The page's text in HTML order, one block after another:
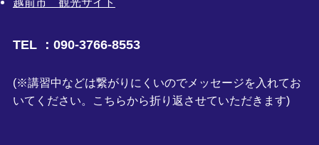
TEL ：090-3766-8553
(※講習中などは繋がりにくいのでメッセージを入れてお
いてください。こちらから折り返させていただきます)